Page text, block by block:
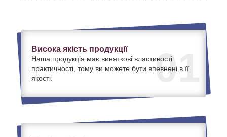
01
Висока якість продукції
Наша продукція має виняткові властивості
практичності, тому ви можете бути впевнені в її
якості.